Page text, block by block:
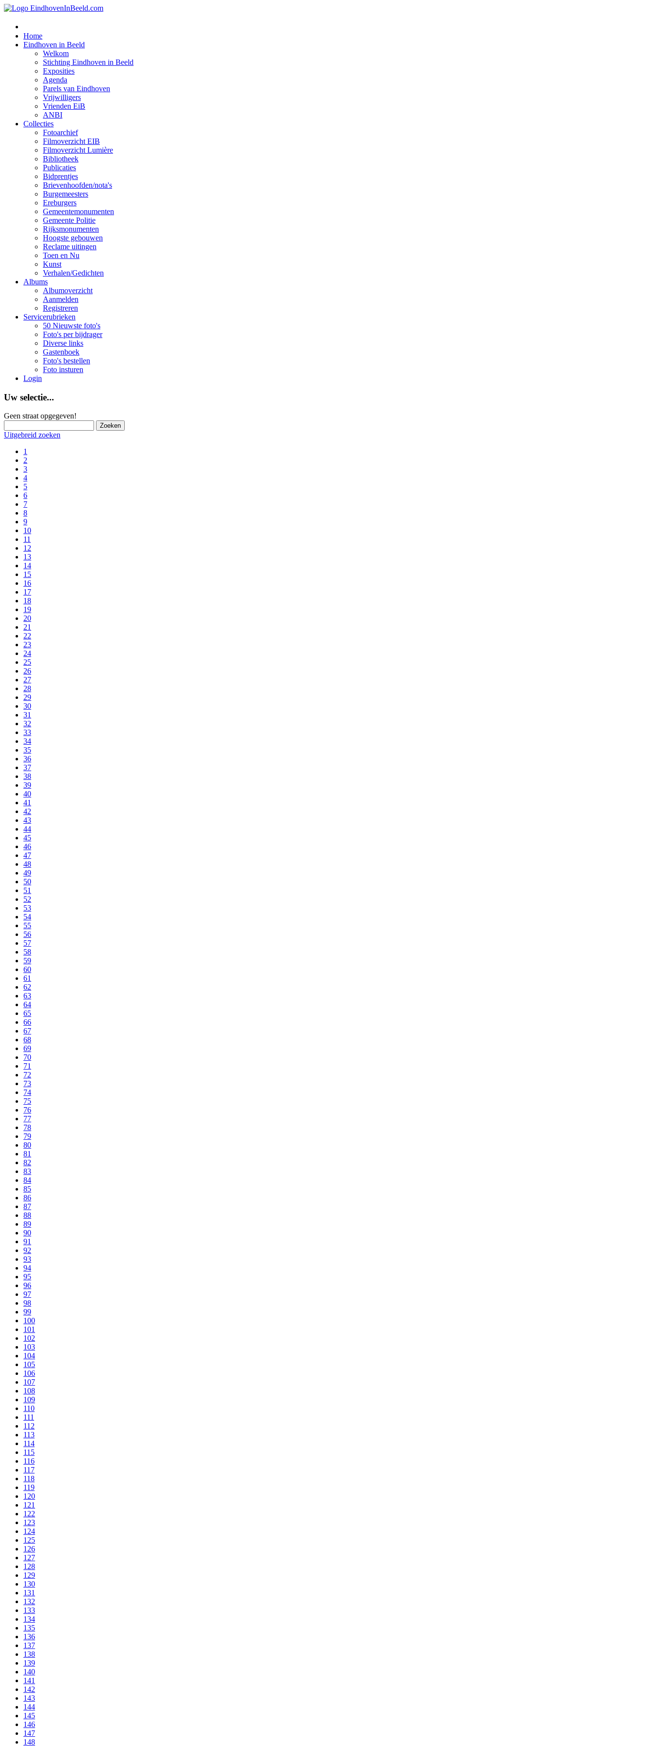
Home
Eindhoven in Beeld
Welkom
Stichting Eindhoven in Beeld
Exposities
Agenda
Parels van Eindhoven
Vrijwilligers
Vrienden EiB
ANBI
Collecties
Fotoarchief
Filmoverzicht EIB
Filmoverzicht Lumière
Bibliotheek
Publicaties
Bidprentjes
Brievenhoofden/nota's
Burgemeesters
Ereburgers
Gemeentemonumenten
Gemeente Politie
Rijksmonumenten
Hoogste gebouwen
Reclame uitingen
Toen en Nu
Kunst
Verhalen/Gedichten
Albums
Albumoverzicht
Aanmelden
Registreren
Servicerubrieken
50 Nieuwste foto's
Foto's per bijdrager
Diverse links
Gastenboek
Foto's bestellen
Foto insturen
Login
Uw selectie...
Geen straat opgegeven!
Uitgebreid zoeken
1
2
3
4
5
6
7
8
9
10
11
12
13
14
15
16
17
18
19
20
21
22
23
24
25
26
27
28
29
30
31
32
33
34
35
36
37
38
39
40
41
42
43
44
45
46
47
48
49
50
51
52
53
54
55
56
57
58
59
60
61
62
63
64
65
66
67
68
69
70
71
72
73
74
75
76
77
78
79
80
81
82
83
84
85
86
87
88
89
90
91
92
93
94
95
96
97
98
99
100
101
102
103
104
105
106
107
108
109
110
111
112
113
114
115
116
117
118
119
120
121
122
123
124
125
126
127
128
129
130
131
132
133
134
135
136
137
138
139
140
141
142
143
144
145
146
147
148